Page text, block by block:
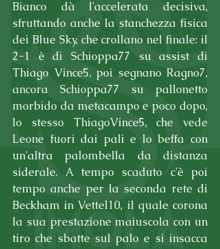
Bianco dà l'accelerata decisiva,
sfruttando anche la stanchezza fisica
dei Blue Sky, che crollano nel finale: il
2-1 è di Schioppa77 su assist di
Thiago Vince5, poi segnano Ragno7,
ancora Schioppa77 su pallonetto
morbido da metacampo e poco dopo,
lo stesso ThiagoVince5, che vede
Leone fuori dai pali e lo beffa con
un'altra palombella da distanza
siderale. A tempo scaduto c'è poi
tempo anche per la seconda rete di
Beckham in Vettel10, il quale corona
la sua prestazione maiuscola con un
tiro che sbatte sul palo e si insacca